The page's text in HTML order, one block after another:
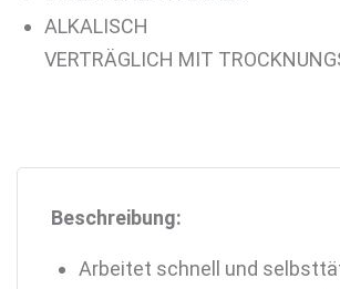
ALKALISCH
VERTRÄGLICH MIT
Beschreibung:
Arbeitet schnell und